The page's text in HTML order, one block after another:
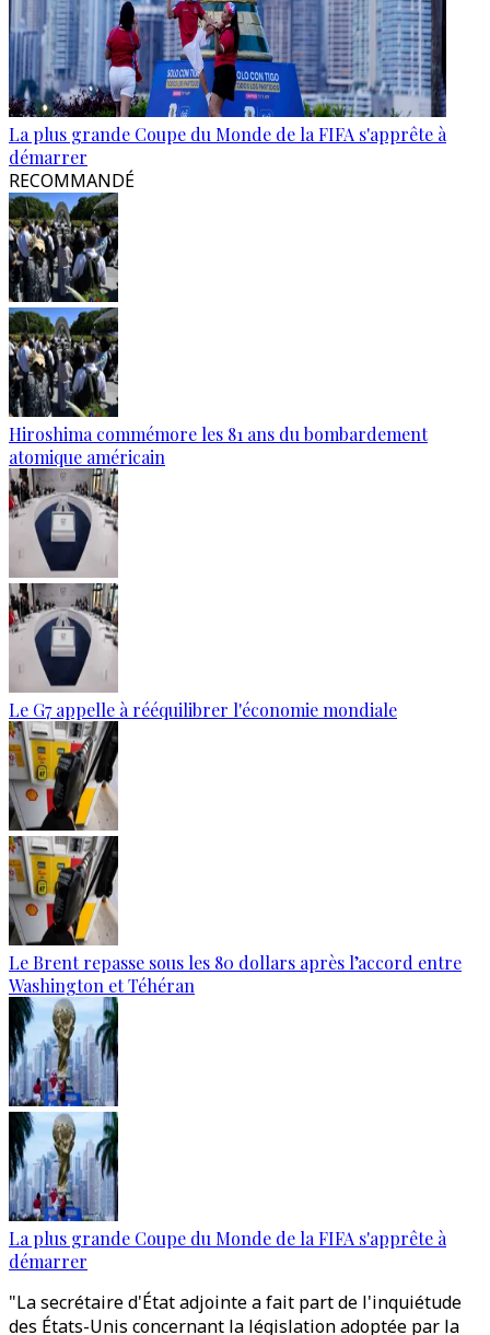
La plus grande Coupe du Monde de la FIFA s'apprête à
démarrer
RECOMMANDÉ
Hiroshima commémore les 81 ans du bombardement
atomique américain
Le G7 appelle à rééquilibrer l'économie mondiale
Le Brent repasse sous les 80 dollars après l’accord entre
Washington et Téhéran
La plus grande Coupe du Monde de la FIFA s'apprête à
démarrer
"La secrétaire d'État adjointe a fait part de l'inquiétude
des États-Unis concernant la législation adoptée par la